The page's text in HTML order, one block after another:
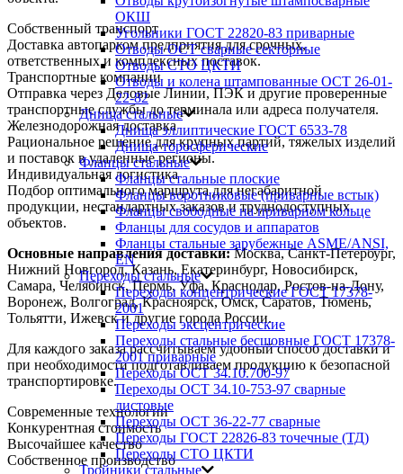
Собственный транспорт
Доставка автопарком предприятия для срочных,
ответственных и комплексных поставок.
Транспортные компании
Отправка через Деловые Линии, ПЭК и другие проверенные
транспортные службы до терминала или адреса получателя.
Железнодорожная доставка
Рациональное решение для крупных партий, тяжелых изделий
и поставок в удаленные регионы.
Индивидуальная логистика
Подбор оптимального маршрута для негабаритной
продукции, нестандартных заказов и труднодоступных
объектов.
Основные направления доставки:Москва, Санкт-Петербург,
Нижний Новгород, Казань, Екатеринбург, Новосибирск,
Самара, Челябинск, Пермь, Уфа, Краснодар, Ростов-на-Дону,
Воронеж, Волгоград, Красноярск, Омск, Саратов, Тюмень,
Тольятти, Ижевск и другие города России.
Для каждого заказа рассчитываем удобный способ доставки и
при необходимости подготавливаем продукцию к безопасной
транспортировке.
Современные технологии
Конкурентная стоимость
Высочайшее качество
Собственное производство
ОКШ
Угольники ГОСТ 22820-83 приварные
Отводы ОСТ сварные секторные
Отводы СТО ЦКТИ
Отводы и колена штампованные ОСТ 26-01-
22-82
Днища стальные
Днища эллиптические ГОСТ 6533-78
Днища торосферические
Фланцы стальные
Фланцы стальные плоские
Фланцы воротниковые (приварные встык)
Фланцы свободные на приварном кольце
Фланцы для сосудов и аппаратов
Фланцы стальные зарубежные ASME/ANSI,
EN
Переходы стальные
Переходы концентрические ГОСТ 17378-
2001
Переходы эксцентрические
Переходы стальные бесшовные ГОСТ 17378-
2001 приварные
Переходы ОСТ 34.10.700-97
Переходы ОСТ 34.10-753-97 сварные
листовые
Переходы ОСТ 36-22-77 сварные
Переходы ГОСТ 22826-83 точечные (ТД)
Переходы СТО ЦКТИ
Тройники стальные